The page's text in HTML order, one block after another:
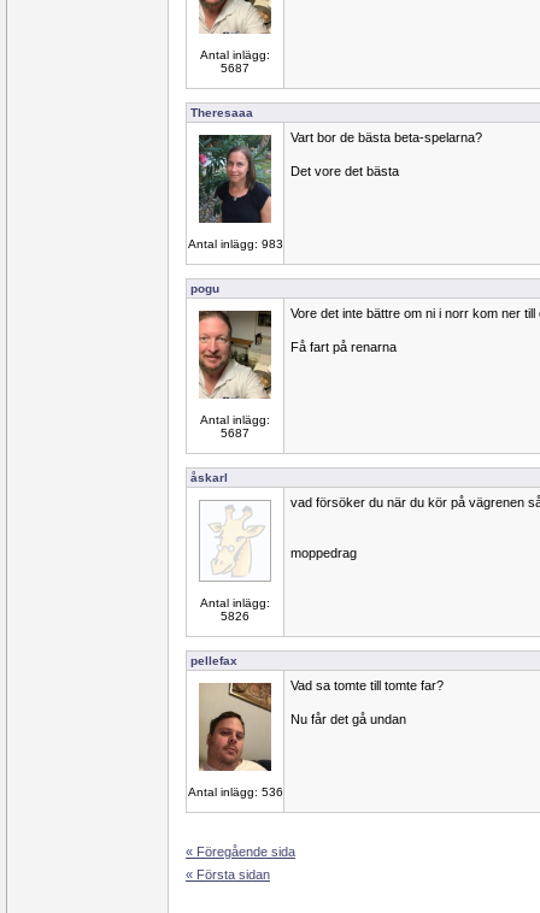
Antal inlägg:
5687
Theresaaa
Antal inlägg: 983
Vart bor de bästa beta-spelarna?
Det vore det bästa
pogu
Antal inlägg:
5687
Vore det inte bättre om ni i norr kom ner
Få fart på renarna
åskarl
Antal inlägg:
5826
vad försöker du när du kör på vägrenen
moppedrag
pellefax
Antal inlägg: 536
Vad sa tomte till tomte far?
Nu får det gå undan
« Föregående sida
« Första sidan